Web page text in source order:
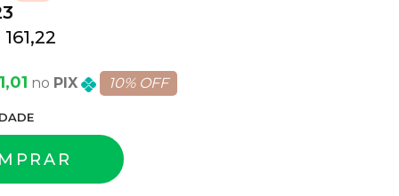
PIX 10% OFF